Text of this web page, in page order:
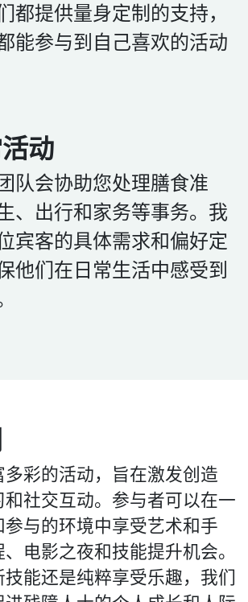
都提供量身定制的支持，
能参与到自己喜欢的活动
动
队会协助您处理膳食准
、出行和家务等事务。我
宾客的具体需求和偏好定
他们在日常生活中感受到
彩的活动，旨在激发创造
社交互动。参与者可以在一
与的环境中享受艺术和手
电影之夜和技能提升机会。
能还是纯粹享受乐趣，我们